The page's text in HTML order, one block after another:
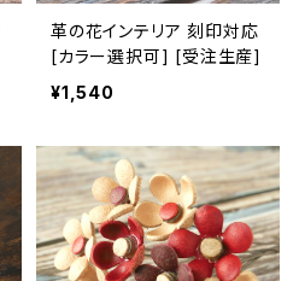
革の花インテリア 刻印対応
[カラー選択可] [受注生産]
¥1,540